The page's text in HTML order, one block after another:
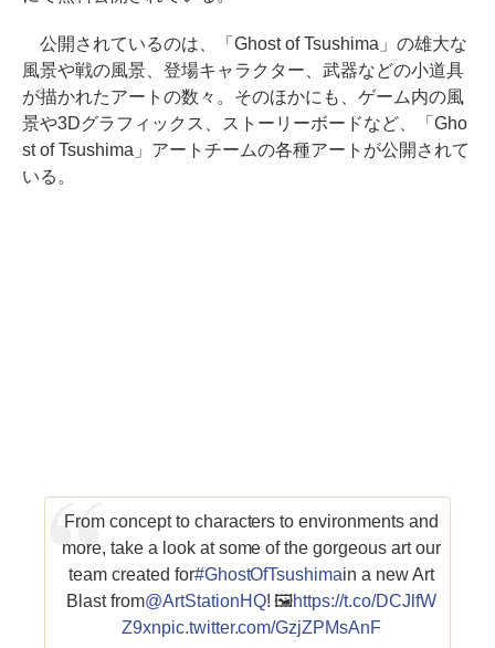
公開されているのは、「Ghost of Tsushima」の雄大な
風景や戦の風景、登場キャラクター、武器などの小道具
が描かれたアートの数々。そのほかにも、ゲーム内の風
景や3Dグラフィックス、ストーリーボードなど、「Gho
st of Tsushima」アートチームの各種アートが公開されて
いる。
From concept to characters to environments and
more, take a look at some of the gorgeous art our
team created for#GhostOfTsushimain a new Art
Blast from@ArtStationHQ! 🖼️https://t.co/DCJlfW
Z9xnpic.twitter.com/GzjZPMsAnF